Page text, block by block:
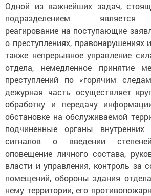
Одной из важнейших задач,
подразделением является
реагирование на поступающие
о преступлениях, правонарушениях
также непрерывное управление
отдела, немедленное принятие
преступлений по «горячим
дежурная часть осуществляет
обработку и передачу
обстановке на обслуживаемой
подчиненные органы
сигналов о введении
оповещение личного состава,
власти и управления, контроль за
помещений, обороны здания
нему территории, его